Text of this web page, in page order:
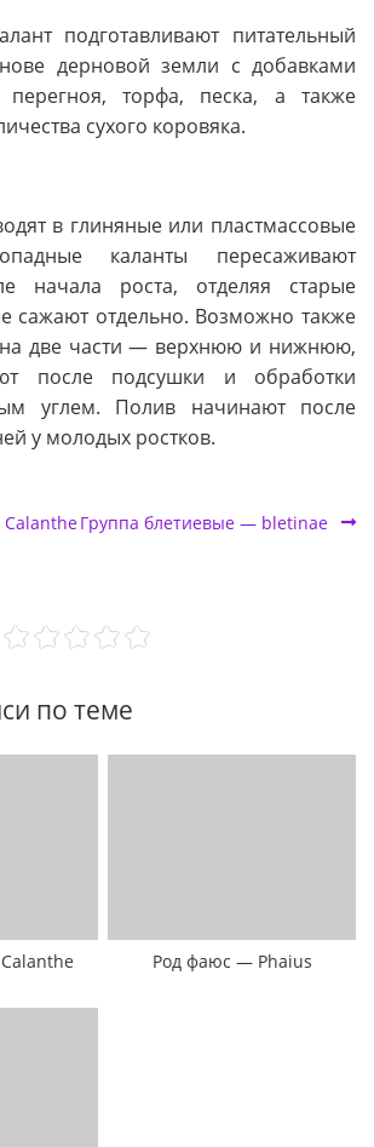
подготавливают питательный
дерновой земли с добавками
перегноя, торфа, песка, а также
сухого коровяка.
в глиняные или пластмассовые
каланты пересаживают
начала роста, отделяя старые
сажают отдельно. Возможно также
две части — верхнюю и нижнюю,
после подсушки и обработки
углем. Полив начинают после
у молодых ростков.
Группа блетиевые — bletinae
по теме
Род фаюс — Phaius